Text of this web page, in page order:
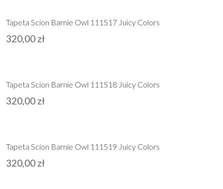
Tapeta Scion Barnie Owl 111517 Juicy Colors
320,00 zł
Tapeta Scion Barnie Owl 111518 Juicy Colors
320,00 zł
Tapeta Scion Barnie Owl 111519 Juicy Colors
320,00 zł